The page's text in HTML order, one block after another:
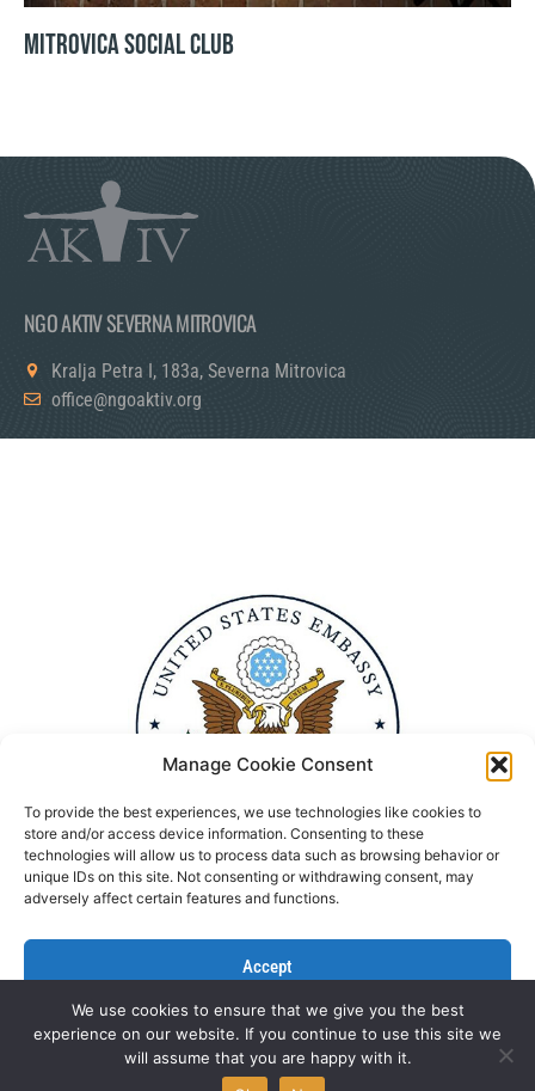
Manage Cookie Consent
To provide the best experiences, we use technologies like cookies to
store and/or access device information. Consenting to these
technologies will allow us to process data such as browsing behavior or
unique IDs on this site. Not consenting or withdrawing consent, may
adversely affect certain features and functions.
Accept
Deny
View preferences
Mitrovica Social Club
NGO AKTIV SEVERNA MITROVICA
Kralja Petra I, 183a, Severna Mitrovica
office@ngoaktiv.org
Politika Privatnosti Kontaktirajte nas
We use cookies to ensure that we give you the best
experience on our website. If you continue to use this site we
will assume that you are happy with it.